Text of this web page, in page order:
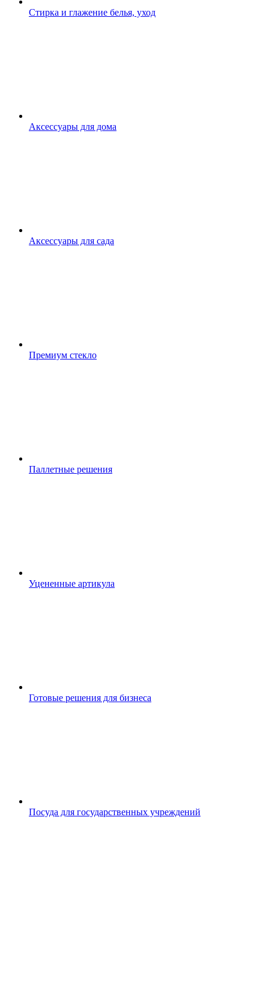
Стирка и глажение белья, уход
Аксессуары для дома
Аксессуары для сада
Премиум стекло
Паллетные решения
Уцененные артикула
Готовые решения для бизнеса
Посуда для государственных учреждений